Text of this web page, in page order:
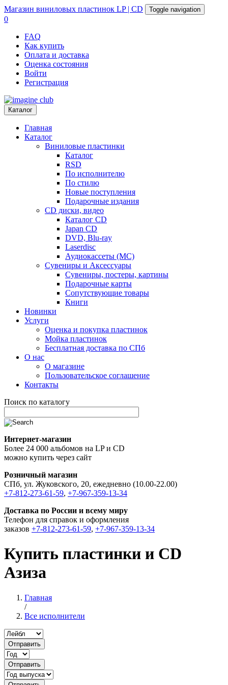
Магазин виниловых пластинок LP | CD Toggle navigation
0
FAQ
Как купить
Оплата и доставка
Оценка состояния
Войти
Регистрация
Каталог
Главная
Каталог
Виниловые пластинки
Каталог
RSD
По исполнителю
По стилю
Новые поступления
Подарочные издания
CD диски, видео
Каталог CD
Japan CD
DVD, Blu-ray
Laserdisc
Аудиокассеты (MC)
Сувениры и Аксессуары
Сувениры, постеры, картины
Подарочные карты
Сопутствующие товары
Книги
Новинки
Услуги
Оценка и покупка пластинок
Мойка пластинок
Бесплатная доставка по СПб
О нас
О магазине
Пользовательское соглашение
Контакты
Поиск по каталогу
Интернет-магазин
Более 24 000 альбомов на LP и CD
можно купить через сайт
Розничный магазин
СПб, ул. Жуковского, 20, ежедневно (10.00-22.00)
+7-812-273-61-59, +7-967-359-13-34
Доставка по России и всему миру
Телефон для справок и оформления
заказов +7-812-273-61-59, +7-967-359-13-34
Купить пластинки и CD
Азиза
Главная
/
Все исполнители
Отправить
Отправить